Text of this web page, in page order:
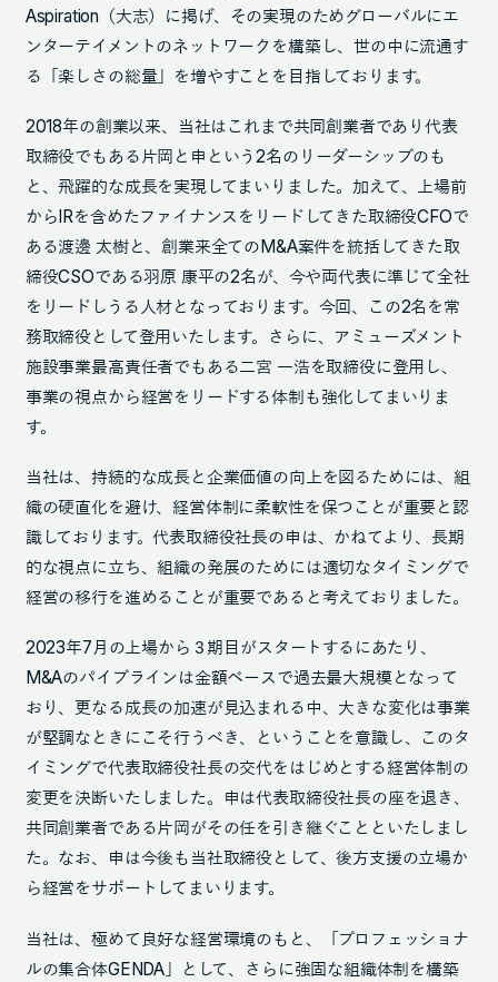
Aspiration（大志）に掲げ、その実現のためグローバルにエ
ンターテイメントのネットワークを構築し、世の中に流通す
る「楽しさの総量」を増やすことを目指しております。
2018年の創業以来、当社はこれまで共同創業者であり代表
取締役でもある片岡と申という2名のリーダーシップのも
と、飛躍的な成長を実現してまいりました。加えて、上場前
からIRを含めたファイナンスをリードしてきた取締役CFOで
ある渡邊 太樹と、創業来全てのM&A案件を統括してきた取
締役CSOである羽原 康平の2名が、今や両代表に準じて全社
をリードしうる人材となっております。今回、この2名を常
務取締役として登用いたします。さらに、アミューズメント
施設事業最高責任者でもある二宮 一浩を取締役に登用し、
事業の視点から経営をリードする体制も強化してまいりま
す。
当社は、持続的な成長と企業価値の向上を図るためには、組
織の硬直化を避け、経営体制に柔軟性を保つことが重要と認
識しております。代表取締役社長の申は、かねてより、長期
的な視点に立ち、組織の発展のためには適切なタイミングで
経営の移行を進めることが重要であると考えておりました。
2023年7月の上場から３期目がスタートするにあたり、
M&Aのパイプラインは金額ベースで過去最大規模となって
おり、更なる成長の加速が見込まれる中、大きな変化は事業
が堅調なときにこそ行うべき、ということを意識し、このタ
イミングで代表取締役社長の交代をはじめとする経営体制の
変更を決断いたしました。申は代表取締役社長の座を退き、
共同創業者である片岡がその任を引き継ぐことといたしまし
た。なお、申は今後も当社取締役として、後方支援の立場か
ら経営をサポートしてまいります。
当社は、極めて良好な経営環境のもと、「プロフェッショナ
ルの集合体GENDA」として、さらに強固な組織体制を構築